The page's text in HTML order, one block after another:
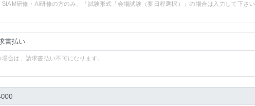
SIAM研修・AI研修の方のみ、「試験形式「会場試験（要日程選択）」の場合は入力して下さい
場合は、請求書払い不可になります。